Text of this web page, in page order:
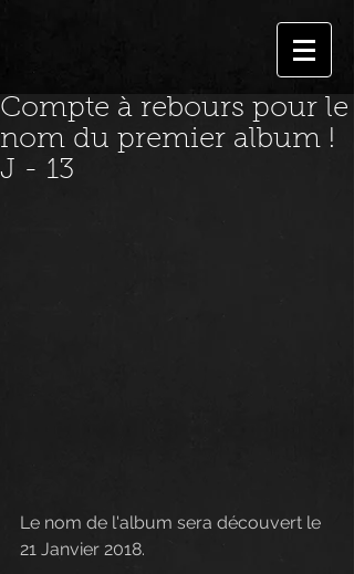
Compte à rebours pour le
nom du premier album !
J - 13
Le nom de l'album sera découvert le
21 Janvier 2018.